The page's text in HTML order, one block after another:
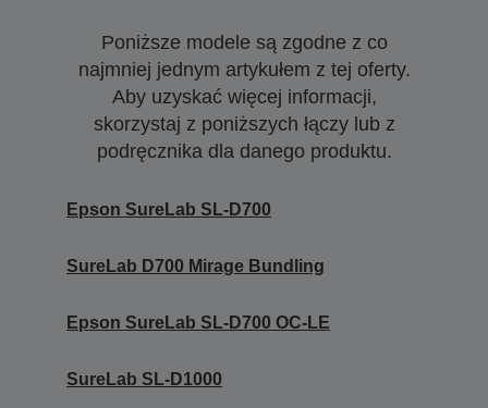
Poniższe modele są zgodne z co
najmniej jednym artykułem z tej oferty.
Aby uzyskać więcej informacji,
skorzystaj z poniższych łączy lub z
podręcznika dla danego produktu.
Epson SureLab SL-D700
SureLab D700 Mirage Bundling
Epson SureLab SL-D700 OC-LE
SureLab SL-D1000